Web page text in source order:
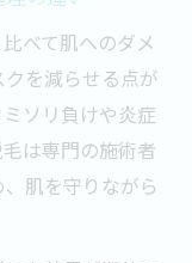
べて肌へのダメ
を減らせる点が
ソリ負けや炎症
は専門の施術者
肌を守りながら